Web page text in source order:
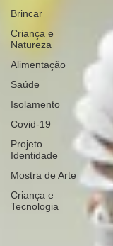
Brincar
Criança e
Natureza
Alimentação
Saúde
Isolamento
Covid-19
Projeto
Identidade
Mostra de Arte
Criança e
Tecnologia